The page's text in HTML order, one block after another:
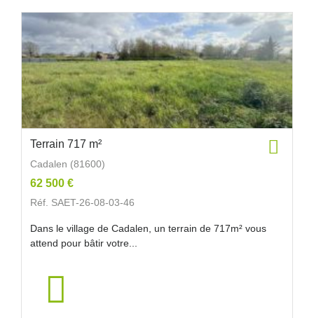
Terrain 717 m²
Cadalen (81600)
62 500 €
Réf. SAET-26-08-03-46
Dans le village de Cadalen, un terrain de 717m² vous
attend pour bâtir votre...